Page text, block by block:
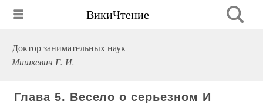
ВикиЧтение
Доктор занимательных наук
Мишкевич Г. И.
Глава 5. Весело о серьезном И